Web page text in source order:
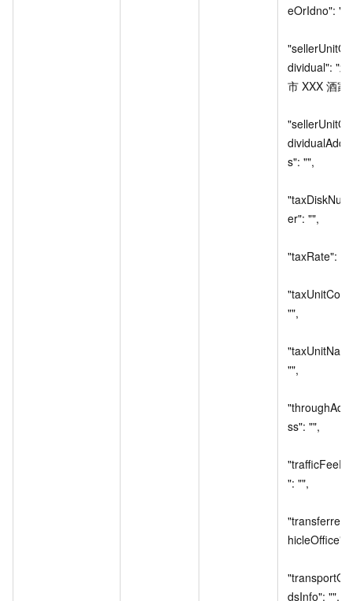
eOrIdno": "",
dividual": "
市 XXX 酒家
s": "",
er": "",
"taxRate": "",
"",
"",
ss": "",
": "",
hicleOffice":
dsInfo": "",